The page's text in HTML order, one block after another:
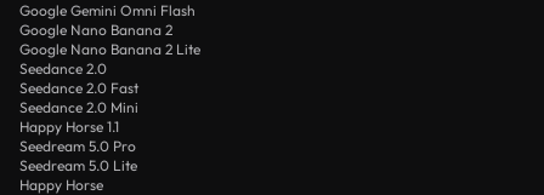
Google Gemini Omni Flash
Google Nano Banana 2
Google Nano Banana 2 Lite
Seedance 2.0
Seedance 2.0 Fast
Seedance 2.0 Mini
Happy Horse 1.1
Seedream 5.0 Pro
Seedream 5.0 Lite
Happy Horse